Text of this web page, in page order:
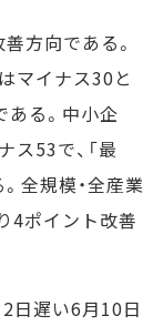
方向である。
マイナス30と
ある。中小企
ス53で、「最
全規模・全産業
4ポイント改善
日遅い6月10日